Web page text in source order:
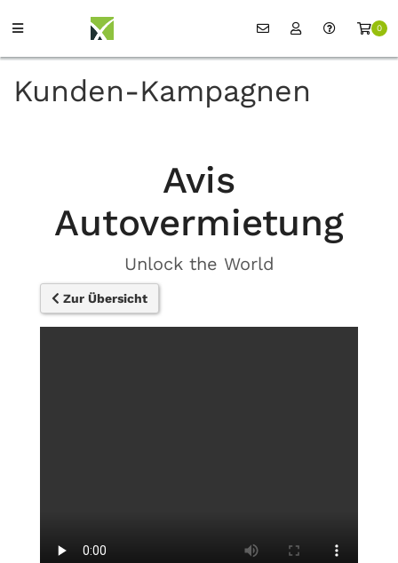
0
Kunden-Kampagnen
Avis
Autovermietung
Unlock the World
Zur Übersicht